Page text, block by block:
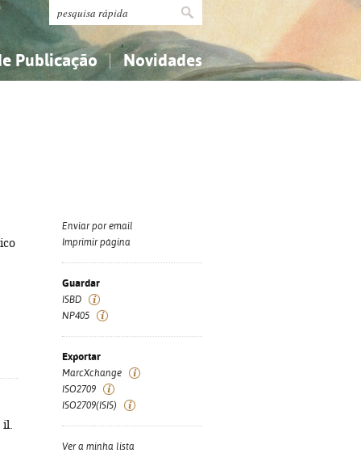
Publicação Novidades
Enviar por email
Imprimir página
Guardar
ISBD
NP405
Exportar
MarcXchange
ISO2709
ISO2709(ISIS)
Ver a minha lista